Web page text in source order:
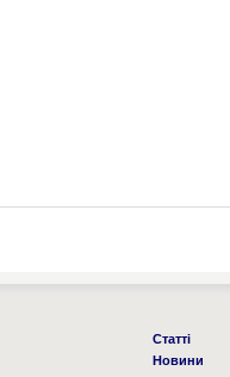
Статті
Новини